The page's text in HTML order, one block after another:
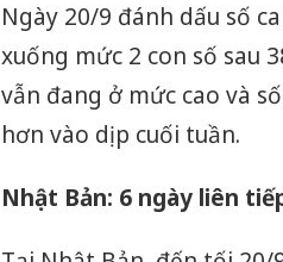
Ngày 20/9 đánh dấu số
xuống mức 2 con số sau
vẫn đang ở mức cao và
hơn vào dịp cuối tuần.
Nhật Bản: 6 ngày liên